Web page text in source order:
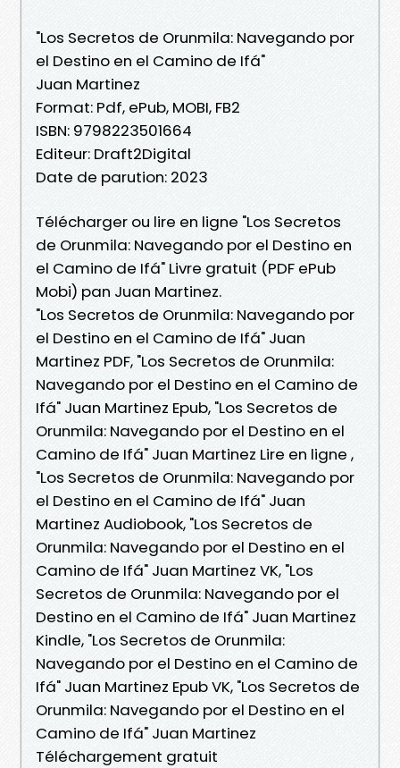
"Los Secretos de Orunmila: Navegando por
el Destino en el Camino de Ifá"
Juan Martinez
Format: Pdf, ePub, MOBI, FB2
ISBN: 9798223501664
Editeur: Draft2Digital
Date de parution: 2023
Télécharger ou lire en ligne "Los Secretos
de Orunmila: Navegando por el Destino en
el Camino de Ifá" Livre gratuit (PDF ePub
Mobi) pan Juan Martinez.
"Los Secretos de Orunmila: Navegando por
el Destino en el Camino de Ifá" Juan
Martinez PDF, "Los Secretos de Orunmila:
Navegando por el Destino en el Camino de
Ifá" Juan Martinez Epub, "Los Secretos de
Orunmila: Navegando por el Destino en el
Camino de Ifá" Juan Martinez Lire en ligne ,
"Los Secretos de Orunmila: Navegando por
el Destino en el Camino de Ifá" Juan
Martinez Audiobook, "Los Secretos de
Orunmila: Navegando por el Destino en el
Camino de Ifá" Juan Martinez VK, "Los
Secretos de Orunmila: Navegando por el
Destino en el Camino de Ifá" Juan Martinez
Kindle, "Los Secretos de Orunmila:
Navegando por el Destino en el Camino de
Ifá" Juan Martinez Epub VK, "Los Secretos de
Orunmila: Navegando por el Destino en el
Camino de Ifá" Juan Martinez
Téléchargement gratuit